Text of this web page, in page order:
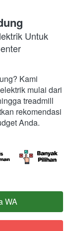
Kami
mulai dari
treadmill
rekomendasi
Anda.
WA